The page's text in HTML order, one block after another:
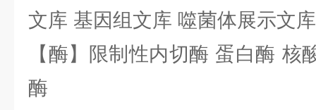
文库 基因组文库 噬菌体展示文库
【酶】限制性内切酶 蛋白酶 核
酶